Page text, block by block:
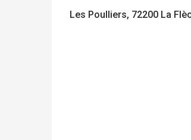
Les Poulliers, 72200 La